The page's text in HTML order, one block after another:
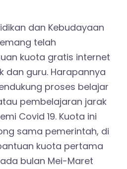
dan Kebudayaan
telah
kuota gratis internet
dan guru. Harapannya
proses belajar
pembelajaran jarak
Covid 19. Kuota ini
sama pemerintah, di
kuota pertama
bulan Mei-Maret